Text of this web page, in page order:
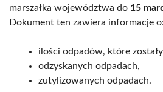
marszałka województwa do 15
Dokument ten zawiera informacje o:
ilości odpadów, które
odzyskanych odpadach,
zutylizowanych odpadach.